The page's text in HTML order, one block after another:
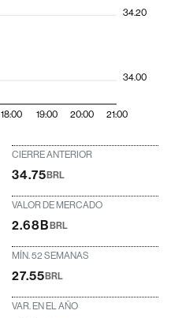
18:00 19:00 20:00 21:00
34.00
34.20
CIERRE ANTERIOR
34.75BRL
VALOR DE MERCADO
2.68BBRL
MÍN. 52 SEMANAS
27.55BRL
VAR. EN EL AÑO